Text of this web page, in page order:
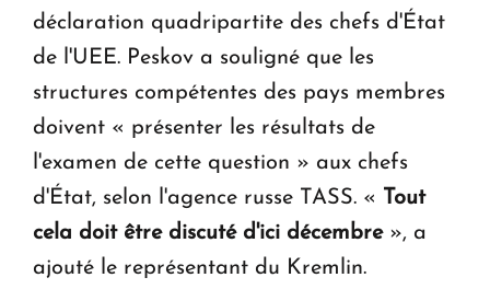
déclaration quadripartite des chefs d'État
de l'UEE. Peskov a souligné que les
structures compétentes des pays membres
doivent « présenter les résultats de
l'examen de cette question » aux chefs
d'État, selon l'agence russe TASS. « Tout
cela doit être discuté d'ici décembre », a
ajouté le représentant du Kremlin.